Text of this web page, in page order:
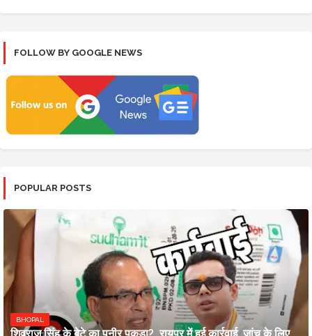
FOLLOW BY GOOGLE NEWS
POPULAR POSTS
BHOPAL
शिवराज सिंह के बेटे का पनीर पकड़ा?, रायपुर में हुई कार्रवाई, जांच के लिए